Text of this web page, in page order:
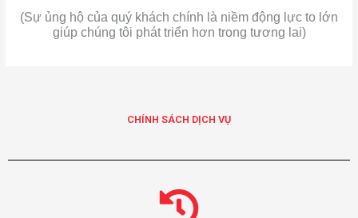
(Sự ủng hộ của quý khách chính là niềm động lực to lớn
giúp chúng tôi phát triển hơn trong tương lai)
CHÍNH SÁCH DỊCH VỤ